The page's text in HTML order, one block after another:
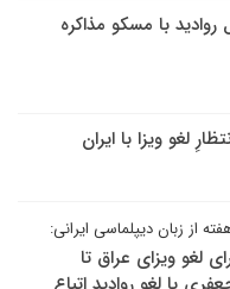
روادید با مسکو مذاکره
لغو ویزا با ایران
از زبان دیپلماسی ایرانی:
لغو ویزای عراق تا